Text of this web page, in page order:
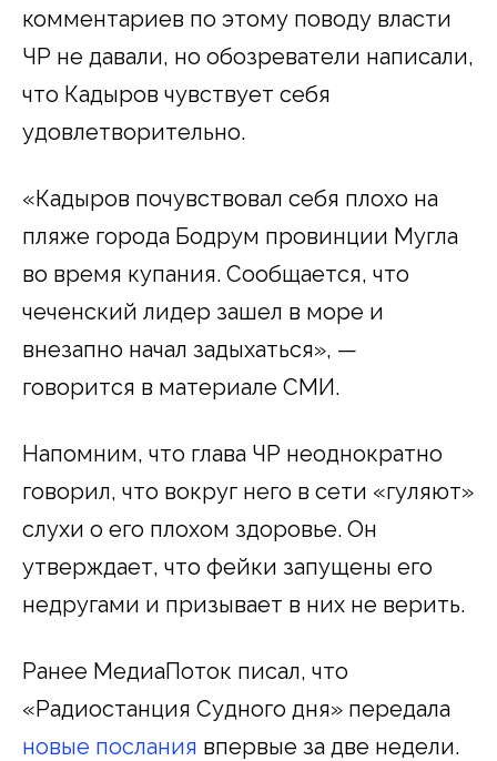
комментариев по этому поводу власти
ЧР не давали, но обозреватели написали,
что Кадыров чувствует себя
удовлетворительно.
«Кадыров почувствовал себя плохо на
пляже города Бодрум провинции Мугла
во время купания. Сообщается, что
чеченский лидер зашел в море и
внезапно начал задыхаться», —
говорится в материале СМИ.
Напомним, что глава ЧР неоднократно
говорил, что вокруг него в сети «гуляют»
слухи о его плохом здоровье. Он
утверждает, что фейки запущены его
недругами и призывает в них не верить.
Ранее МедиаПоток писал, что
«Радиостанция Судного дня» передала
новые послания впервые за две недели.